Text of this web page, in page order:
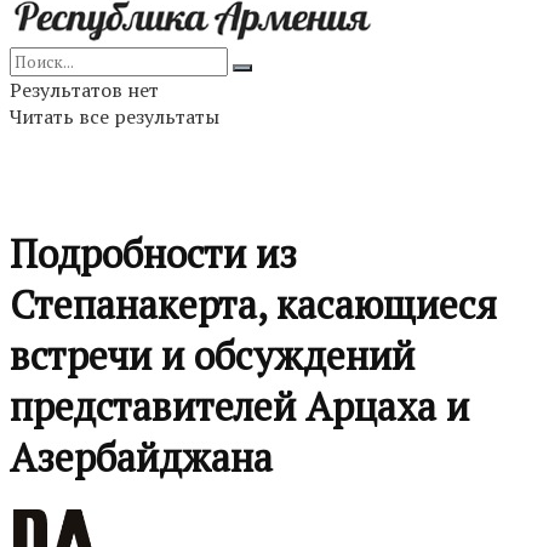
Результатов нет
Читать все результаты
Подробности из
Степанакерта, касающиеся
встречи и обсуждений
представителей Арцаха и
Азербайджана